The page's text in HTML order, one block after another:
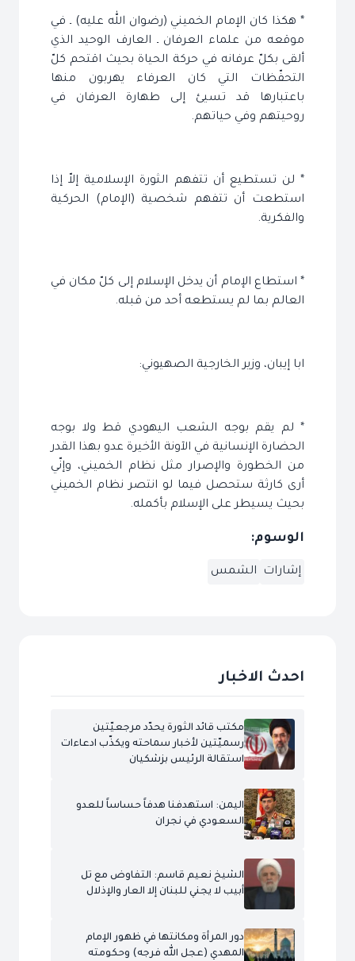
* هكذا كان الإمام الخميني (رضوان الله عليه) ـ في
موقعه من علماء العرفان ـ العارف الوحيد الذي
ألقى بكلّ عرفانه في حركة الحياة بحيث اقتحم كلّ
التحفّظات التي كان العرفاء يهربون منها
باعتبارها قد تسيئ إلى طهارة العرفان في
روحيتهم وفي حياتهم.
* لن تستطيع أن تتفهم الثورة الإسلامية إلاّ إذا
استطعت أن تتفهم شخصية (الإمام) الحركية
والفكرية.
* استطاع الإمام أن يدخل الإسلام إلى كلّ مكان في
العالم بما لم يستطعه أحد من قبله.
ابا إيبان، وزير الخارجية الصهيوني:
* لم يقم بوجه الشعب اليهودي قط ولا بوجه
الحضارة الإنسانية في الآونة الأخيرة عدو بهذا القدر
من الخطورة والإصرار مثل نظام الخميني، وإنّي
أرى كارثة ستحصل فيما لو انتصر نظام الخميني
بحيث يسيطر على الإسلام بأكمله.
الوسوم:
إشارات الشمس
احدث الاخبار
مكتب قائد الثورة يحدّد مرجعيّتين
رسميّتين لأخبار سماحته ويكذّب ادعاءات
استقالة الرئيس بزشكيان
اليمن: استهدفنا هدفاً حساساً للعدو
السعودي في نجران
الشيخ نعيم قاسم: التفاوض مع تل
أبيب لا يجني للبنان إلا العار والإذلال
دور المرأة ومكانتها في ظهور الإمام
المهدي (عجل الله فرجه) وحكومته